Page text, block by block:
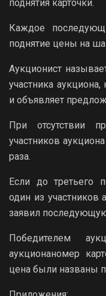
поднятия карточки.
Каждое
поднятие цены на
Аукционист
участника
и объявляет
При отсутствии
участников
раза.
Если до третьего
один из участников
заявил
Победителем
аукционаномер
цена были названы